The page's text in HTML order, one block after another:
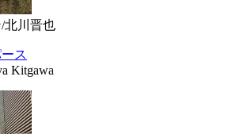
北川晋也
Kitgawa